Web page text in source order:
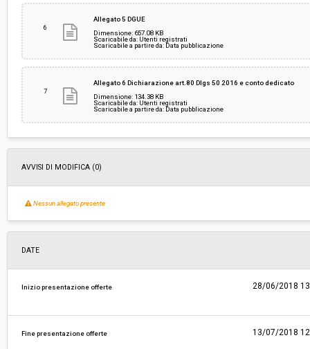
6
Allegato 5 DGUE
Dimensione: 657.08 KB
Scaricabile da: Utenti registrati
Scaricabile a partire da: Data pubblicazione
7
Allegato 6 Dichiarazione art.80 Dlgs 50 2016 e conto dedicato
Dimensione: 134.38 KB
Scaricabile da: Utenti registrati
Scaricabile a partire da: Data pubblicazione
AVVISI DI MODIFICA (0)
Nessun allegato presente
DATE
Inizio presentazione offerte 28/06/2018
Fine presentazione offerte 13/07/2018